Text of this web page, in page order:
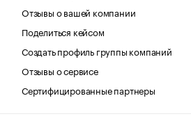
Отзывы о вашей компании
Поделиться кейсом
Создать профиль группы компаний
Отзывы о сервисе
Сертифицированные партнеры